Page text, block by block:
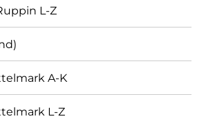
L-Z
A-K
L-Z